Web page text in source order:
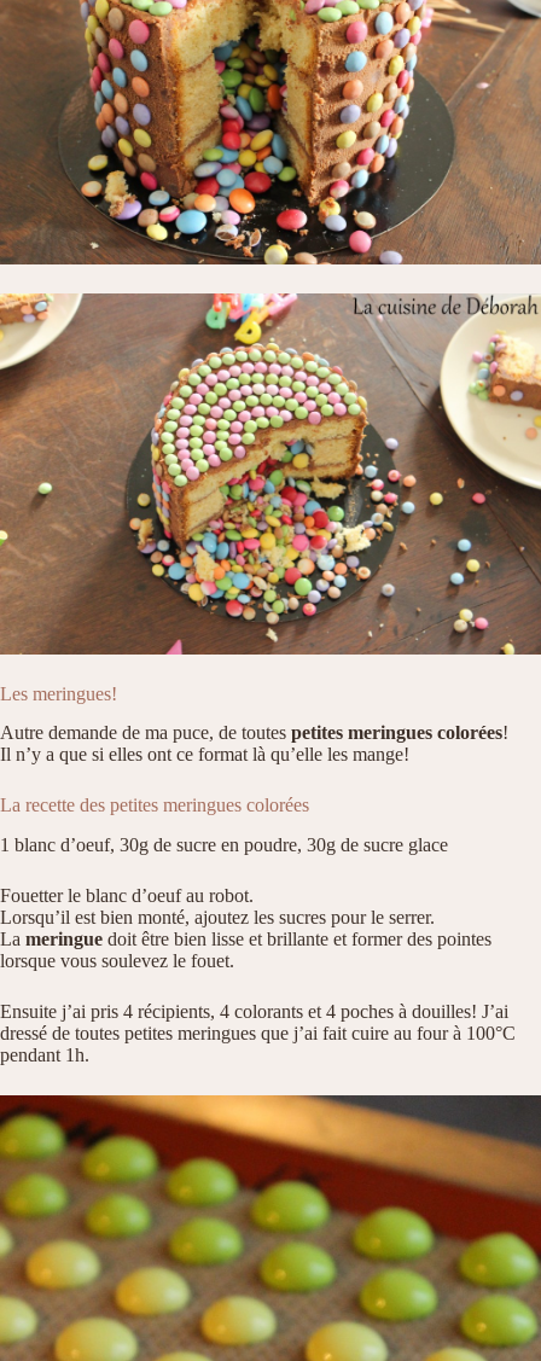
Les meringues!
Autre demande de ma puce, de toutes petites meringues colorées!
Il n’y a que si elles ont ce format là qu’elle les mange!
La recette des petites meringues colorées
1 blanc d’oeuf, 30g de sucre en poudre, 30g de sucre glace
Fouetter le blanc d’oeuf au robot.
Lorsqu’il est bien monté, ajoutez les sucres pour le serrer.
La meringue doit être bien lisse et brillante et former des pointes
lorsque vous soulevez le fouet.
Ensuite j’ai pris 4 récipients, 4 colorants et 4 poches à douilles! J’ai
dressé de toutes petites meringues que j’ai fait cuire au four à 100°C
pendant 1h.